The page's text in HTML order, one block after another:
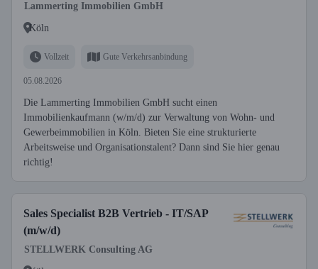
Lammerting Immobilien GmbH
Köln
Vollzeit Gute Verkehrsanbindung
05.08.2026
Die Lammerting Immobilien GmbH sucht einen
Immobilienkaufmann (w/m/d) zur Verwaltung von Wohn- und
Gewerbeimmobilien in Köln. Bieten Sie eine strukturierte
Arbeitsweise und Organisationstalent? Dann sind Sie hier genau
richtig!
Sales Specialist B2B Vertrieb - IT/SAP
(m/w/d)
STELLWERK Consulting AG